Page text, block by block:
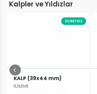
Kalpler ve Yıldızlar
ÜCRETSİZ
KALP (39x44 mm)
SÜSLEME